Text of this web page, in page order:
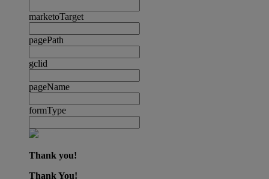
marketoTarget
pagePath
gclid
pageName
formType
Thank you!
Thank You!